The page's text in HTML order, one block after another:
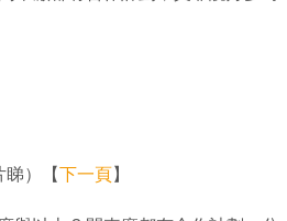
睇）【下一頁】